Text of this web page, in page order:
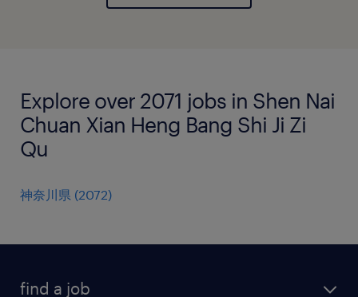
Explore over 2071 jobs in Shen Nai
Chuan Xian Heng Bang Shi Ji Zi
Qu
神奈川県 (2072)
find a job